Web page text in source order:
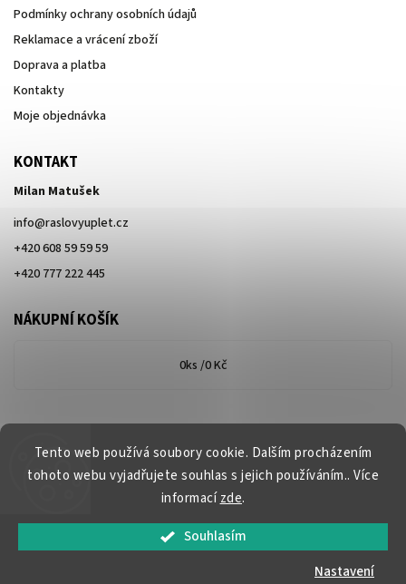
Tento web používá soubory cookie. Dalším procházením
tohoto webu vyjadřujete souhlas s jejich používáním.. Více
informacízde.
Souhlasím
Nastavení
Podmínky ochrany osobních údajů
Reklamace a vrácení zboží
Doprava a platba
Kontakty
Moje objednávka
KONTAKT
Milan Matušek
info@raslovyuplet.cz
+420 608 59 59 59
+420 777 222 445
NÁKUPNÍ KOŠÍK
0ks /0 Kč